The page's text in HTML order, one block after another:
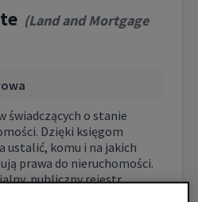
(Land and Mortgage
świadczących o stanie
Dzięki księgom
ustalić, komu i na jakich
prawa do nieruchomości.
publiczny rejestr